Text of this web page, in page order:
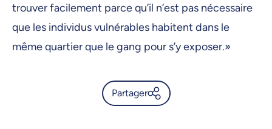
trouver facilement parce qu’il n’est pas nécessaire
que les individus vulnérables habitent dans le
même quartier que le gang pour s’y exposer.»
Partager